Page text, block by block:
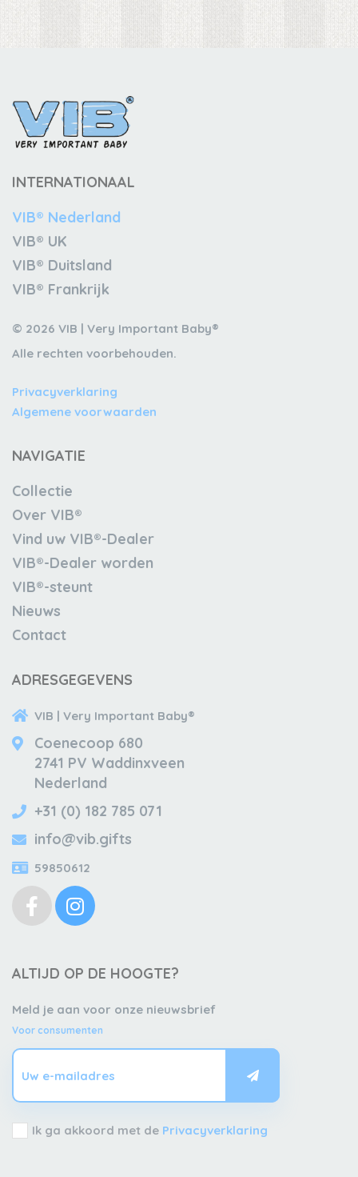
INTERNATIONAAL
VIB® Nederland
VIB® UK
VIB® Duitsland
VIB® Frankrijk
© 2026 VIB | Very Important Baby®
Alle rechten voorbehouden.
Privacyverklaring
Algemene voorwaarden
NAVIGATIE
Collectie
Over VIB®
Vind uw VIB®-Dealer
VIB®-Dealer worden
VIB®-steunt
Nieuws
Contact
ADRESGEGEVENS
VIB | Very Important Baby®
Coenecoop 680
2741 PV Waddinxveen
Nederland
+31 (0) 182 785 071
info@vib.gifts
59850612
ALTIJD OP DE HOOGTE?
Meld je aan voor onze nieuwsbrief
Voor consumenten
Ik ga akkoord met de Privacyverklaring